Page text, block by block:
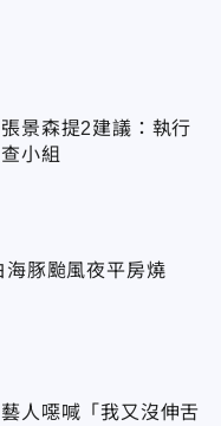
景森提2建議：執行
小組
海豚颱風夜平房燒
人噁喊「我又沒伸舌